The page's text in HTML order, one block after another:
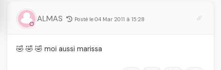
ALMAS Posté le 04 Mar 2011 à 15:28
🤣 🤣 🤣 moi aussi marissa